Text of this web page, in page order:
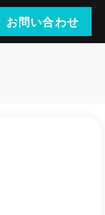
お問い合わせ